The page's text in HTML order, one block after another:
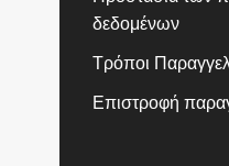
δεδομένων
Τρόποι
Επιστροφή